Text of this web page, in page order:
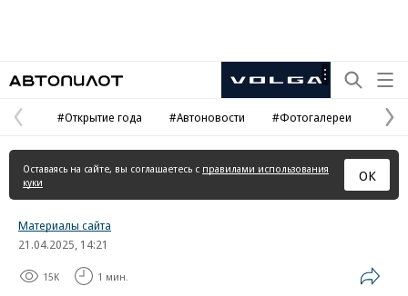
Рекламная
Предыдущая
страница
#Открытие года #Автоновости #Фотогалереи
Оставаясь на сайте, вы соглашаетесь с правилами использования
куки
ОК
Материалы сайта
21.04.2025, 14:21
15K 1 мин.